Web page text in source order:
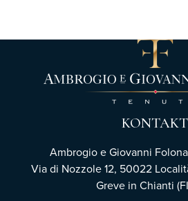
KONTAKT
Ambrogio e Giovanni
Via di Nozzole 12, 50022
Greve in Chianti